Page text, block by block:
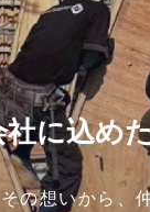
に込め
の想いから、